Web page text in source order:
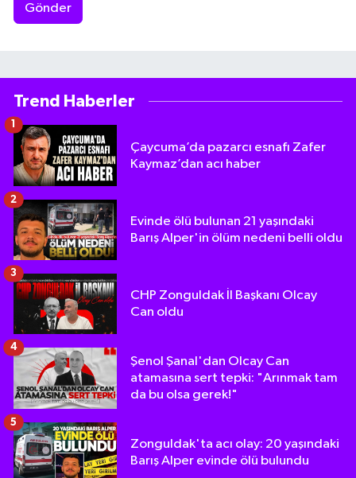
Gönder
Trend Haberler
Çaycuma’da pazarcı esnafı Zafer
Kaymaz’dan acı haber
Evinde ölü bulunan 21 yaşındaki
Barış Alper'in ölüm nedeni belli oldu
2
CHP Zonguldak İl Başkanı Olcay
Can oldu
3
Şenol Şanal'dan Olcay Can
atamasına sert tepki: "Arınmak tam
da bu olsa gerek!"
4
Zonguldak'ta acı olay: 20 yaşındaki
Barış Alper evinde ölü bulundu
5